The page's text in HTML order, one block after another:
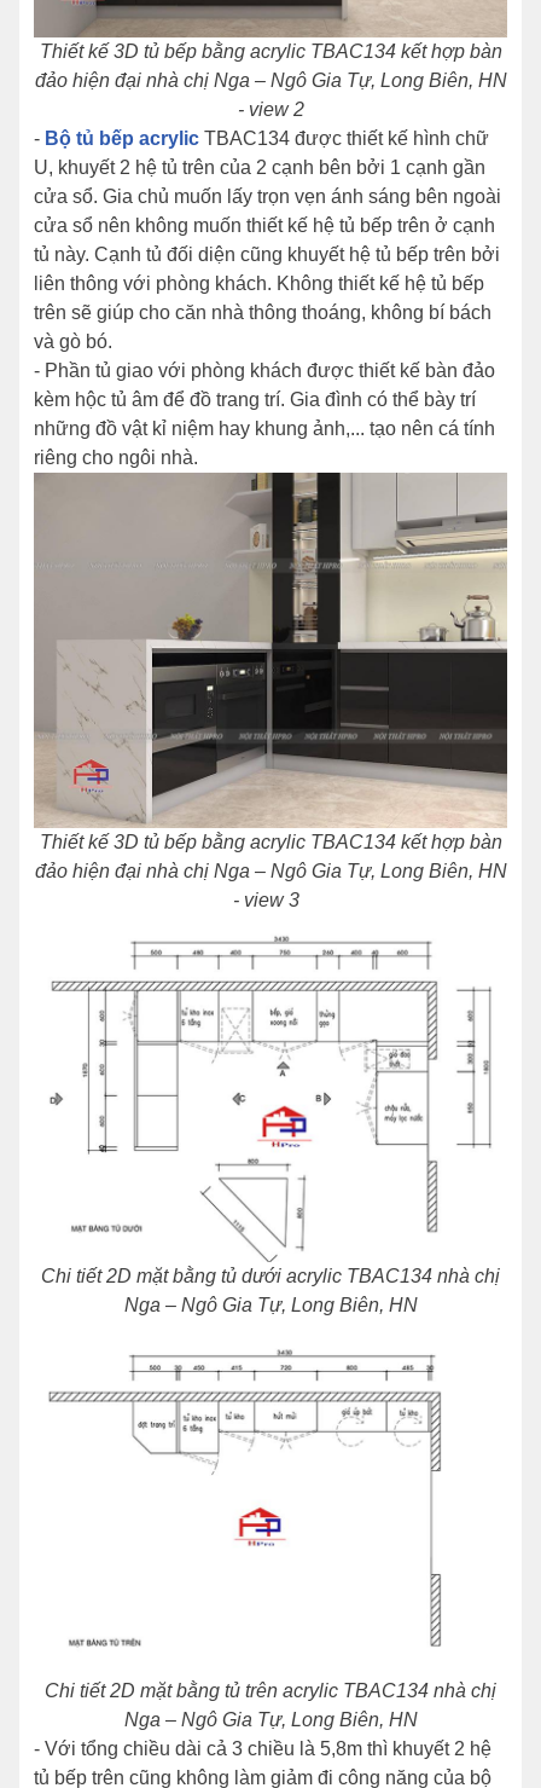
Thiết kế 3D tủ bếp bằng acrylic TBAC134 kết hợp bàn
đảo hiện đại nhà chị Nga – Ngô Gia Tự, Long Biên, HN
- view 2
- Bộ tủ bếp acrylic TBAC134 được thiết kế hình chữ
U, khuyết 2 hệ tủ trên của 2 cạnh bên bởi 1 cạnh gần
cửa sổ. Gia chủ muốn lấy trọn vẹn ánh sáng bên ngoài
cửa sổ nên không muốn thiết kế hệ tủ bếp trên ở cạnh
tủ này. Cạnh tủ đối diện cũng khuyết hệ tủ bếp trên bởi
liên thông với phòng khách. Không thiết kế hệ tủ bếp
trên sẽ giúp cho căn nhà thông thoáng, không bí bách
và gò bó.
- Phần tủ giao với phòng khách được thiết kế bàn đảo
kèm hộc tủ âm để đồ trang trí. Gia đình có thể bày trí
những đồ vật kỉ niệm hay khung ảnh,... tạo nên cá tính
riêng cho ngôi nhà.
Thiết kế 3D tủ bếp bằng acrylic TBAC134 kết hợp bàn
đảo hiện đại nhà chị Nga – Ngô Gia Tự, Long Biên, HN
- view 3
Chi tiết 2D mặt bằng tủ dưới acrylic TBAC134 nhà chị
Nga – Ngô Gia Tự, Long Biên, HN
Chi tiết 2D mặt bằng tủ trên acrylic TBAC134 nhà chị
Nga – Ngô Gia Tự, Long Biên, HN
- Với tổng chiều dài cả 3 chiều là 5,8m thì khuyết 2 hệ
tủ bếp trên cũng không làm giảm đi công năng của bộ